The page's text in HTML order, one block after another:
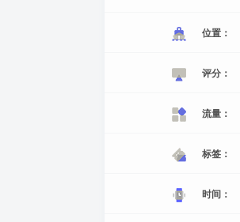
位置：
评分：
流量：
标签：
时间：